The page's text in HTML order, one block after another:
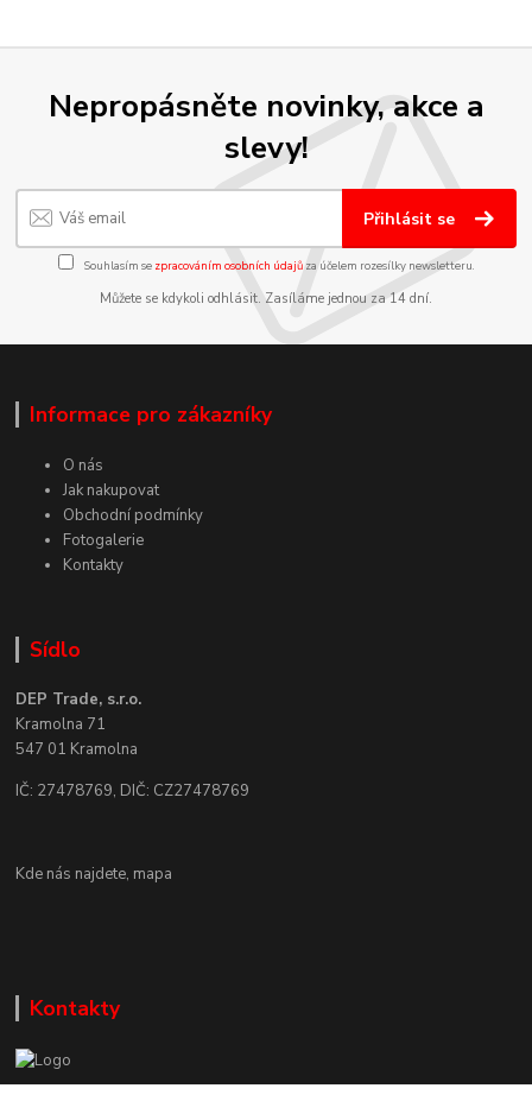
Nepropásněte novinky, akce a
slevy!
Přihlásit se
Souhlasím se zpracováním osobních údajůza účelem rozesílky newsletteru.
Můžete se kdykoli odhlásit. Zasíláme jednou za 14 dní.
Informace pro zákazníky
O nás
Jak nakupovat
Obchodní podmínky
Fotogalerie
Kontakty
Sídlo
DEP Trade, s.r.o.
Kramolna 71
547 01 Kramolna
IČ: 27478769, DIČ: CZ27478769
Kde nás najdete, mapa
Kontakty